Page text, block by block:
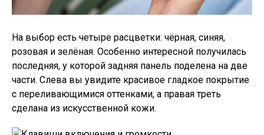
На выбор есть четыре расцветки: чёрная, синяя,
розовая и зелёная. Особенно интересной получилась
последняя, у которой задняя панель поделена на две
части. Слева вы увидите красивое гладкое покрытие
с переливающимися оттенками, а правая треть
сделана из искусственной кожи.